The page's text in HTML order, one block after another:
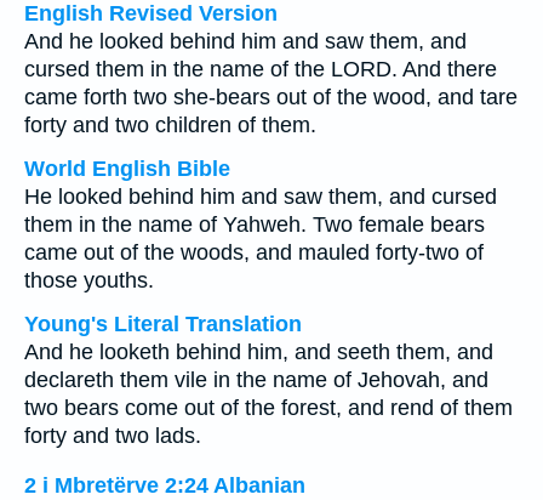
English Revised Version
And he looked behind him and saw them, and
cursed them in the name of the LORD. And there
came forth two she-bears out of the wood, and tare
forty and two children of them.
World English Bible
He looked behind him and saw them, and cursed
them in the name of Yahweh. Two female bears
came out of the woods, and mauled forty-two of
those youths.
Young's Literal Translation
And he looketh behind him, and seeth them, and
declareth them vile in the name of Jehovah, and
two bears come out of the forest, and rend of them
forty and two lads.
2 i Mbretërve 2:24 Albanian